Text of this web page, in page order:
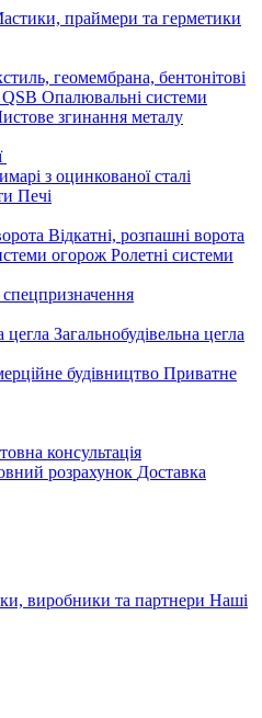
праймери та герметики
геомембрана, бентонітові
Опалювальні системи
згинання металу
з оцинкованої сталі
Печі
Відкатні, розпашні ворота
огорож Ролетні системи
цегла Загальнобудівельна цегла
будівництво Приватне
консультація
розрахунок Доставка
виробники та партнери Наші